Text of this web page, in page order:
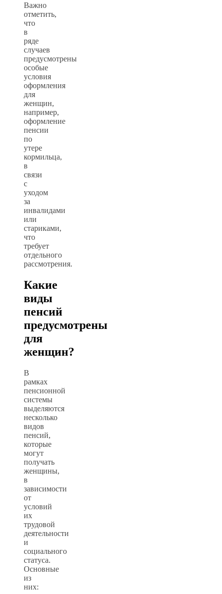
Важно
отметить,
что
в
ряде
случаев
предусмотрены
особые
условия
оформления
для
женщин,
например,
оформление
пенсии
по
утере
кормильца,
в
связи
с
уходом
за
инвалидами
или
стариками,
что
требует
отдельного
рассмотрения.
Какие
виды
пенсий
предусмотрены
для
женщин?
В
рамках
пенсионной
системы
выделяются
несколько
видов
пенсий,
которые
могут
получать
женщины,
в
зависимости
от
условий
их
трудовой
деятельности
и
социального
статуса.
Основные
из
них: